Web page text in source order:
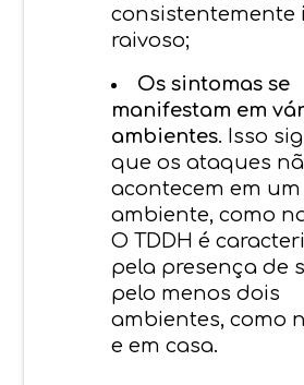
consistentemente
raivoso;
Os sintomas se
manifestam em
ambientes. Isso
que os ataques
acontecem em
ambiente, como
O TDDH é
pela presença de
pelo menos dois
ambientes, como
e em casa.